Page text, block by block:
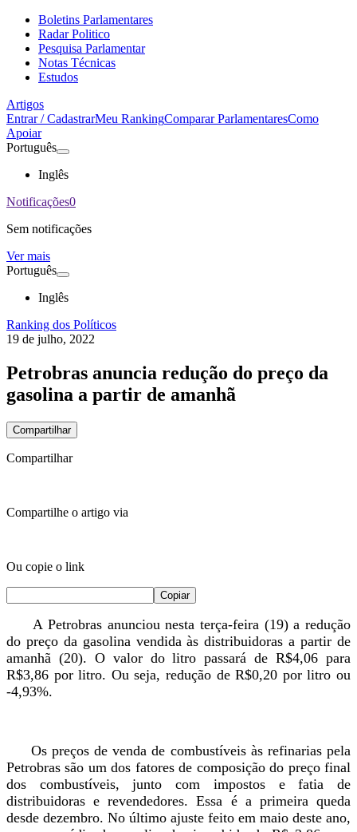
Boletins Parlamentares
Radar Politico
Pesquisa Parlamentar
Notas Técnicas
Estudos
Artigos
Entrar / CadastrarMeu RankingComparar ParlamentaresComo
Apoiar
Português
Inglês
Notificações0
Sem notificações
Ver mais
Português
Inglês
Ranking dos Políticos
19 de julho, 2022
Petrobras anuncia redução do preço da
gasolina a partir de amanhã
Compartilhar
Compartilhar
Compartilhe o artigo via
Ou copie o link
Copiar
A Petrobras anunciou nesta terça-feira (19) a redução
do preço da gasolina vendida às distribuidoras a partir de
amanhã (20). O valor do litro passará de R$4,06 para
R$3,86 por litro. Ou seja, redução de R$0,20 por litro ou
-4,93%.
Os preços de venda de combustíveis às refinarias pela
Petrobras são um dos fatores de composição do preço final
dos combustíveis, junto com impostos e fatia de
distribuidoras e revendedores. Essa é a primeira queda
desde dezembro. No último ajuste feito em maio deste ano,